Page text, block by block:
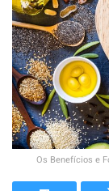
Os Benefícios e